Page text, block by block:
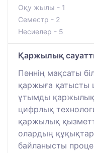
Оқу жылы - 1
Семестр - 2
Несиелер - 5
Қаржылық
Пәннің мақсаты
қаржыға қатысты
ұтымды қаржылық
цифрлық
қаржылық
олардың
байланысты